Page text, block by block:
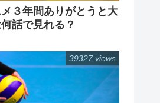
３年間ありがとうと大
話で見れる？
39327 views